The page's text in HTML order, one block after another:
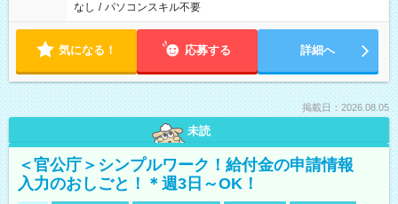
なし / パソコンスキル不要
気になる！ 応募する 詳細へ
掲載日：2026.08.05
未読
＜官公庁＞シンプルワーク！給付金の申請情報
入力のおしごと！＊週3日～OK！